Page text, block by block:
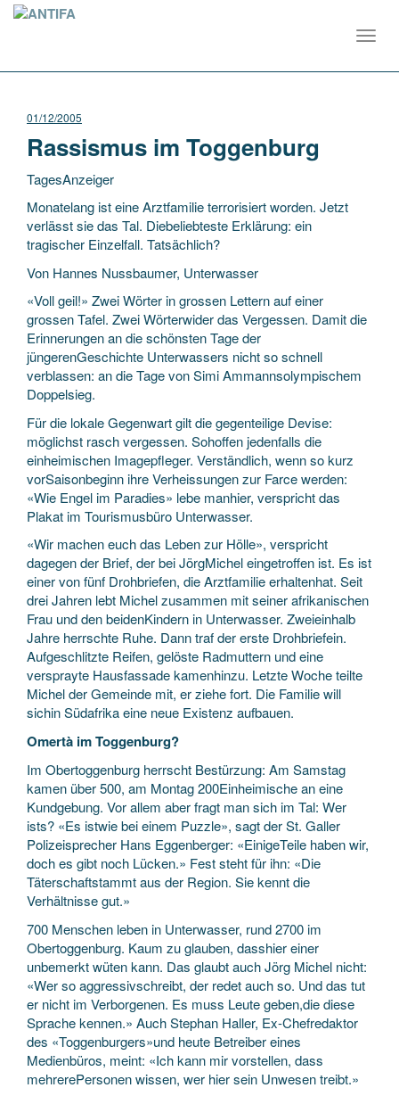
01/12/2005
Rassismus im Toggenburg
TagesAnzeiger
Monatelang ist eine Arztfamilie terrorisiert worden. Jetzt
verlässt sie das Tal. Diebeliebteste Erklärung: ein
tragischer Einzelfall. Tatsächlich?
Von Hannes Nussbaumer, Unterwasser
«Voll geil!» Zwei Wörter in grossen Lettern auf einer
grossen Tafel. Zwei Wörterwider das Vergessen. Damit die
Erinnerungen an die schönsten Tage der
jüngerenGeschichte Unterwassers nicht so schnell
verblassen: an die Tage von Simi Ammannsolympischem
Doppelsieg.
Für die lokale Gegenwart gilt die gegenteilige Devise:
möglichst rasch vergessen. Sohoffen jedenfalls die
einheimischen Imagepfleger. Verständlich, wenn so kurz
vorSaisonbeginn ihre Verheissungen zur Farce werden:
«Wie Engel im Paradies» lebe manhier, verspricht das
Plakat im Tourismusbüro Unterwasser.
«Wir machen euch das Leben zur Hölle», verspricht
dagegen der Brief, der bei JörgMichel eingetroffen ist. Es ist
einer von fünf Drohbriefen, die Arztfamilie erhaltenhat. Seit
drei Jahren lebt Michel zusammen mit seiner afrikanischen
Frau und den beidenKindern in Unterwasser. Zweieinhalb
Jahre herrschte Ruhe. Dann traf der erste Drohbriefein.
Aufgeschlitzte Reifen, gelöste Radmuttern und eine
versprayte Hausfassade kamenhinzu. Letzte Woche teilte
Michel der Gemeinde mit, er ziehe fort. Die Familie will
sichin Südafrika eine neue Existenz aufbauen.
Omertà im Toggenburg?
Im Obertoggenburg herrscht Bestürzung: Am Samstag
kamen über 500, am Montag 200Einheimische an eine
Kundgebung. Vor allem aber fragt man sich im Tal: Wer
ists? «Es istwie bei einem Puzzle», sagt der St. Galler
Polizeisprecher Hans Eggenberger: «EinigeTeile haben wir,
doch es gibt noch Lücken.» Fest steht für ihn: «Die
Täterschaftstammt aus der Region. Sie kennt die
Verhältnisse gut.»
700 Menschen leben in Unterwasser, rund 2700 im
Obertoggenburg. Kaum zu glauben, dasshier einer
unbemerkt wüten kann. Das glaubt auch Jörg Michel nicht:
«Wer so aggressivschreibt, der redet auch so. Und das tut
er nicht im Verborgenen. Es muss Leute geben,die diese
Sprache kennen.» Auch Stephan Haller, Ex-Chefredaktor
des «Toggenburgers»und heute Betreiber eines
Medienbüros, meint: «Ich kann mir vorstellen, dass
mehrerePersonen wissen, wer hier sein Unwesen treibt.»